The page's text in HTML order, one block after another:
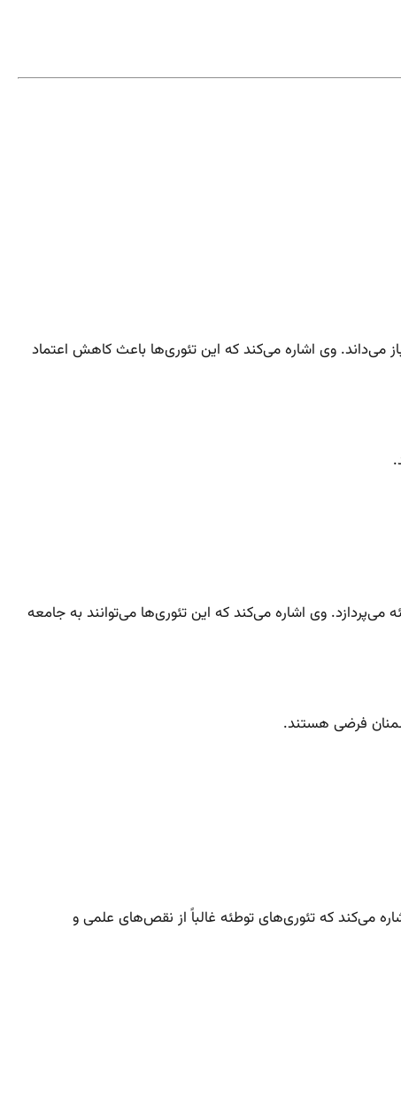
می‌داند. وی اشاره می‌کند که این تئوری‌ها باعث کاهش اعتماد
وی اشاره می‌کند که این تئوری‌ها می‌توانند به جامعه
فرضی هستند.
می‌کند که تئوری‌های توطئه غالباً از نقص‌های علمی و